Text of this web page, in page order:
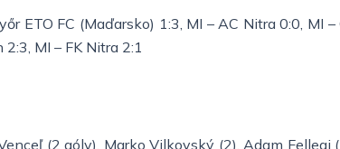
ETO FC (Maďarsko) 1:3, MI – AC Nitra 0:0, MI
MI – FK Nitra 2:1
(2 góly), Marko Vilkovský (2), Adam Fellegi